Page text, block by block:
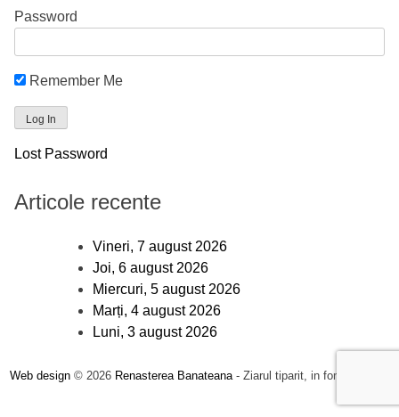
Password
Remember Me
Lost Password
Articole recente
Vineri, 7 august 2026
Joi, 6 august 2026
Miercuri, 5 august 2026
Marți, 4 august 2026
Luni, 3 august 2026
Web design© 2026 Renasterea Banateana- Ziarul tiparit, in format online